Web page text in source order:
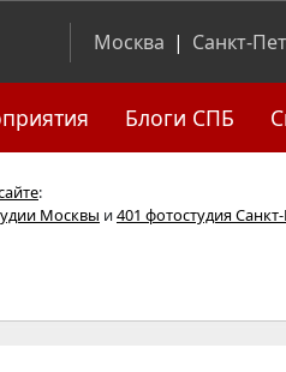
Москва | Санкт-
Блоги СПБ
:
Москвы и401 фотостудия